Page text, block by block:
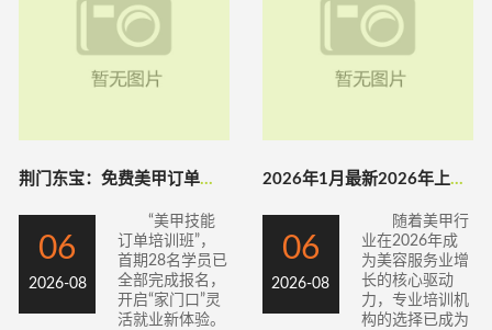
荆门东宝：免费美甲订单培训为宝妈开辟“指
06
2026-08
“美甲技能
订单培训班”，
首期28名学员已
全部完成报名，
开启“家门口”灵
活就业新体验。
2026年1月最新2026年上半年美甲培
06
2026-08
随着美甲行
业在2026年成
为美容服务业增
长的核心驱动
力，专业培训机
构的选择已成为